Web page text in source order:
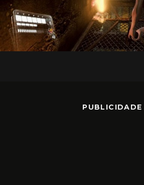
PUBLICIDADE